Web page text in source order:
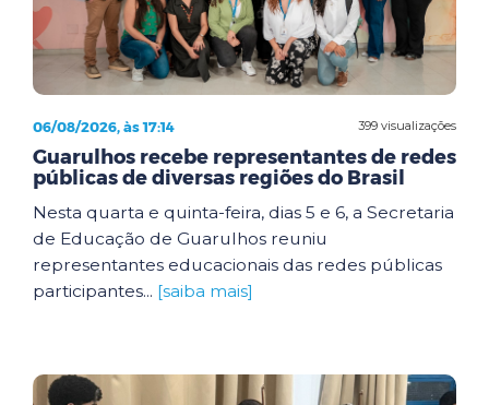
399 visualizações
06/08/2026, às 17:14
Guarulhos recebe representantes de redes
públicas de diversas regiões do Brasil
Nesta quarta e quinta-feira, dias 5 e 6, a Secretaria
de Educação de Guarulhos reuniu
representantes educacionais das redes públicas
participantes... [saiba mais]